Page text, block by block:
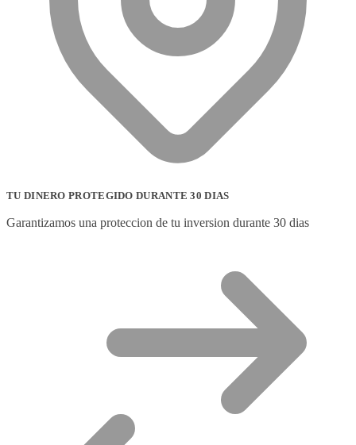
TU DINERO PROTEGIDO DURANTE 30 DIAS
Garantizamos una proteccion de tu inversion durante 30 dias